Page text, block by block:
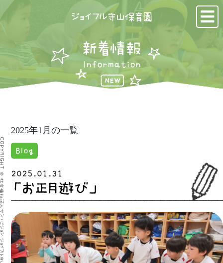
ジョイフル守山保育園
COPYRIGHT © 社会福祉法人サン・ビジョン ジョイフル守山保育園
新着情報
Information
2025年1月の一覧
Blog
2025.01.31
「お正月遊び」